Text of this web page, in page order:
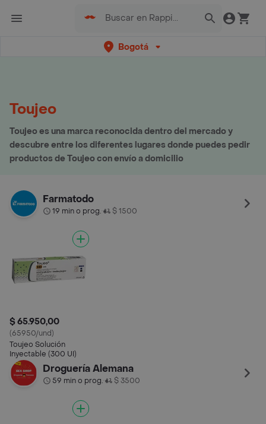
Bogotá
Toujeo
Toujeo es una marca reconocida dentro del mercado y
descubre entre los diferentes lugares donde puedes pedir
productos de Toujeo con envío a domicilio
Farmatodo
19 min o prog.• $ 1500
$ 65.950,00
(65950/und)
Toujeo Solución
Inyectable (300 UI)
Droguería Alemana
59 min o prog.• $ 3500